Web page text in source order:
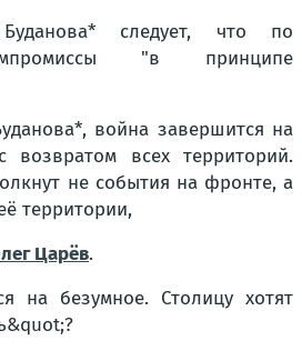
следует, что по
"в принципе
война завершится на
возвратом всех территорий.
не события на фронте, а
территории,
Царёв.